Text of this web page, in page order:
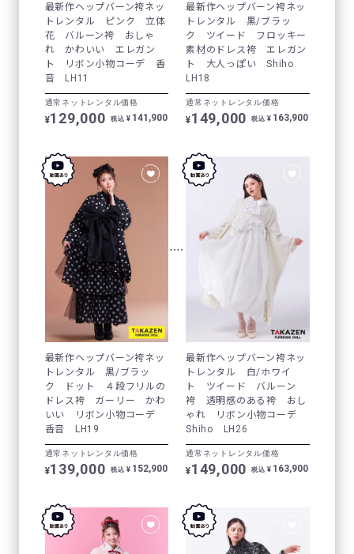
最新作ヘップバーン袴ネッ
トレンタル ピンク 立体
花 バルーン袴 おしゃ
れ かわいい エレガン
ト リボン小物コーデ 香
音 LH11
通常ネットレンタル価格
¥129,000 税込 ¥ 141,900
最新作ヘップバーン袴ネッ
トレンタル 黒/ブラッ
ク ツイード フロッキー
素材のドレス袴 エレガン
ト 大人っぽい Shiho
LH18
通常ネットレンタル価格
¥149,000 税込 ¥ 163,900
最新作ヘップバーン袴ネッ
トレンタル 黒/ブラッ
ク ドット ４段フリルの
ドレス袴 ガーリー かわ
いい リボン小物コーデ
香音 LH19
通常ネットレンタル価格
¥139,000 税込 ¥ 152,900
最新作ヘップバーン袴ネッ
トレンタル 白/ホワイ
ト ツイード バルーン
袴 透明感のある袴 おし
ゃれ リボン小物コーデ
Shiho LH26
通常ネットレンタル価格
¥149,000 税込 ¥ 163,900